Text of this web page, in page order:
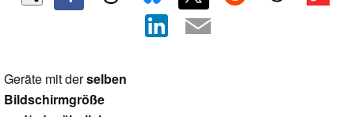
Geräte mit derselben
Bildschirmgröße